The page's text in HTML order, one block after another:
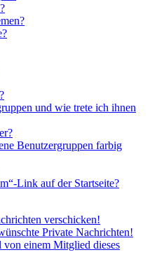
und wie trete ich ihnen
Benutzergruppen farbig
Link auf der Startseite?
verschicken!
Private Nachrichten!
einem Mitglied dieses